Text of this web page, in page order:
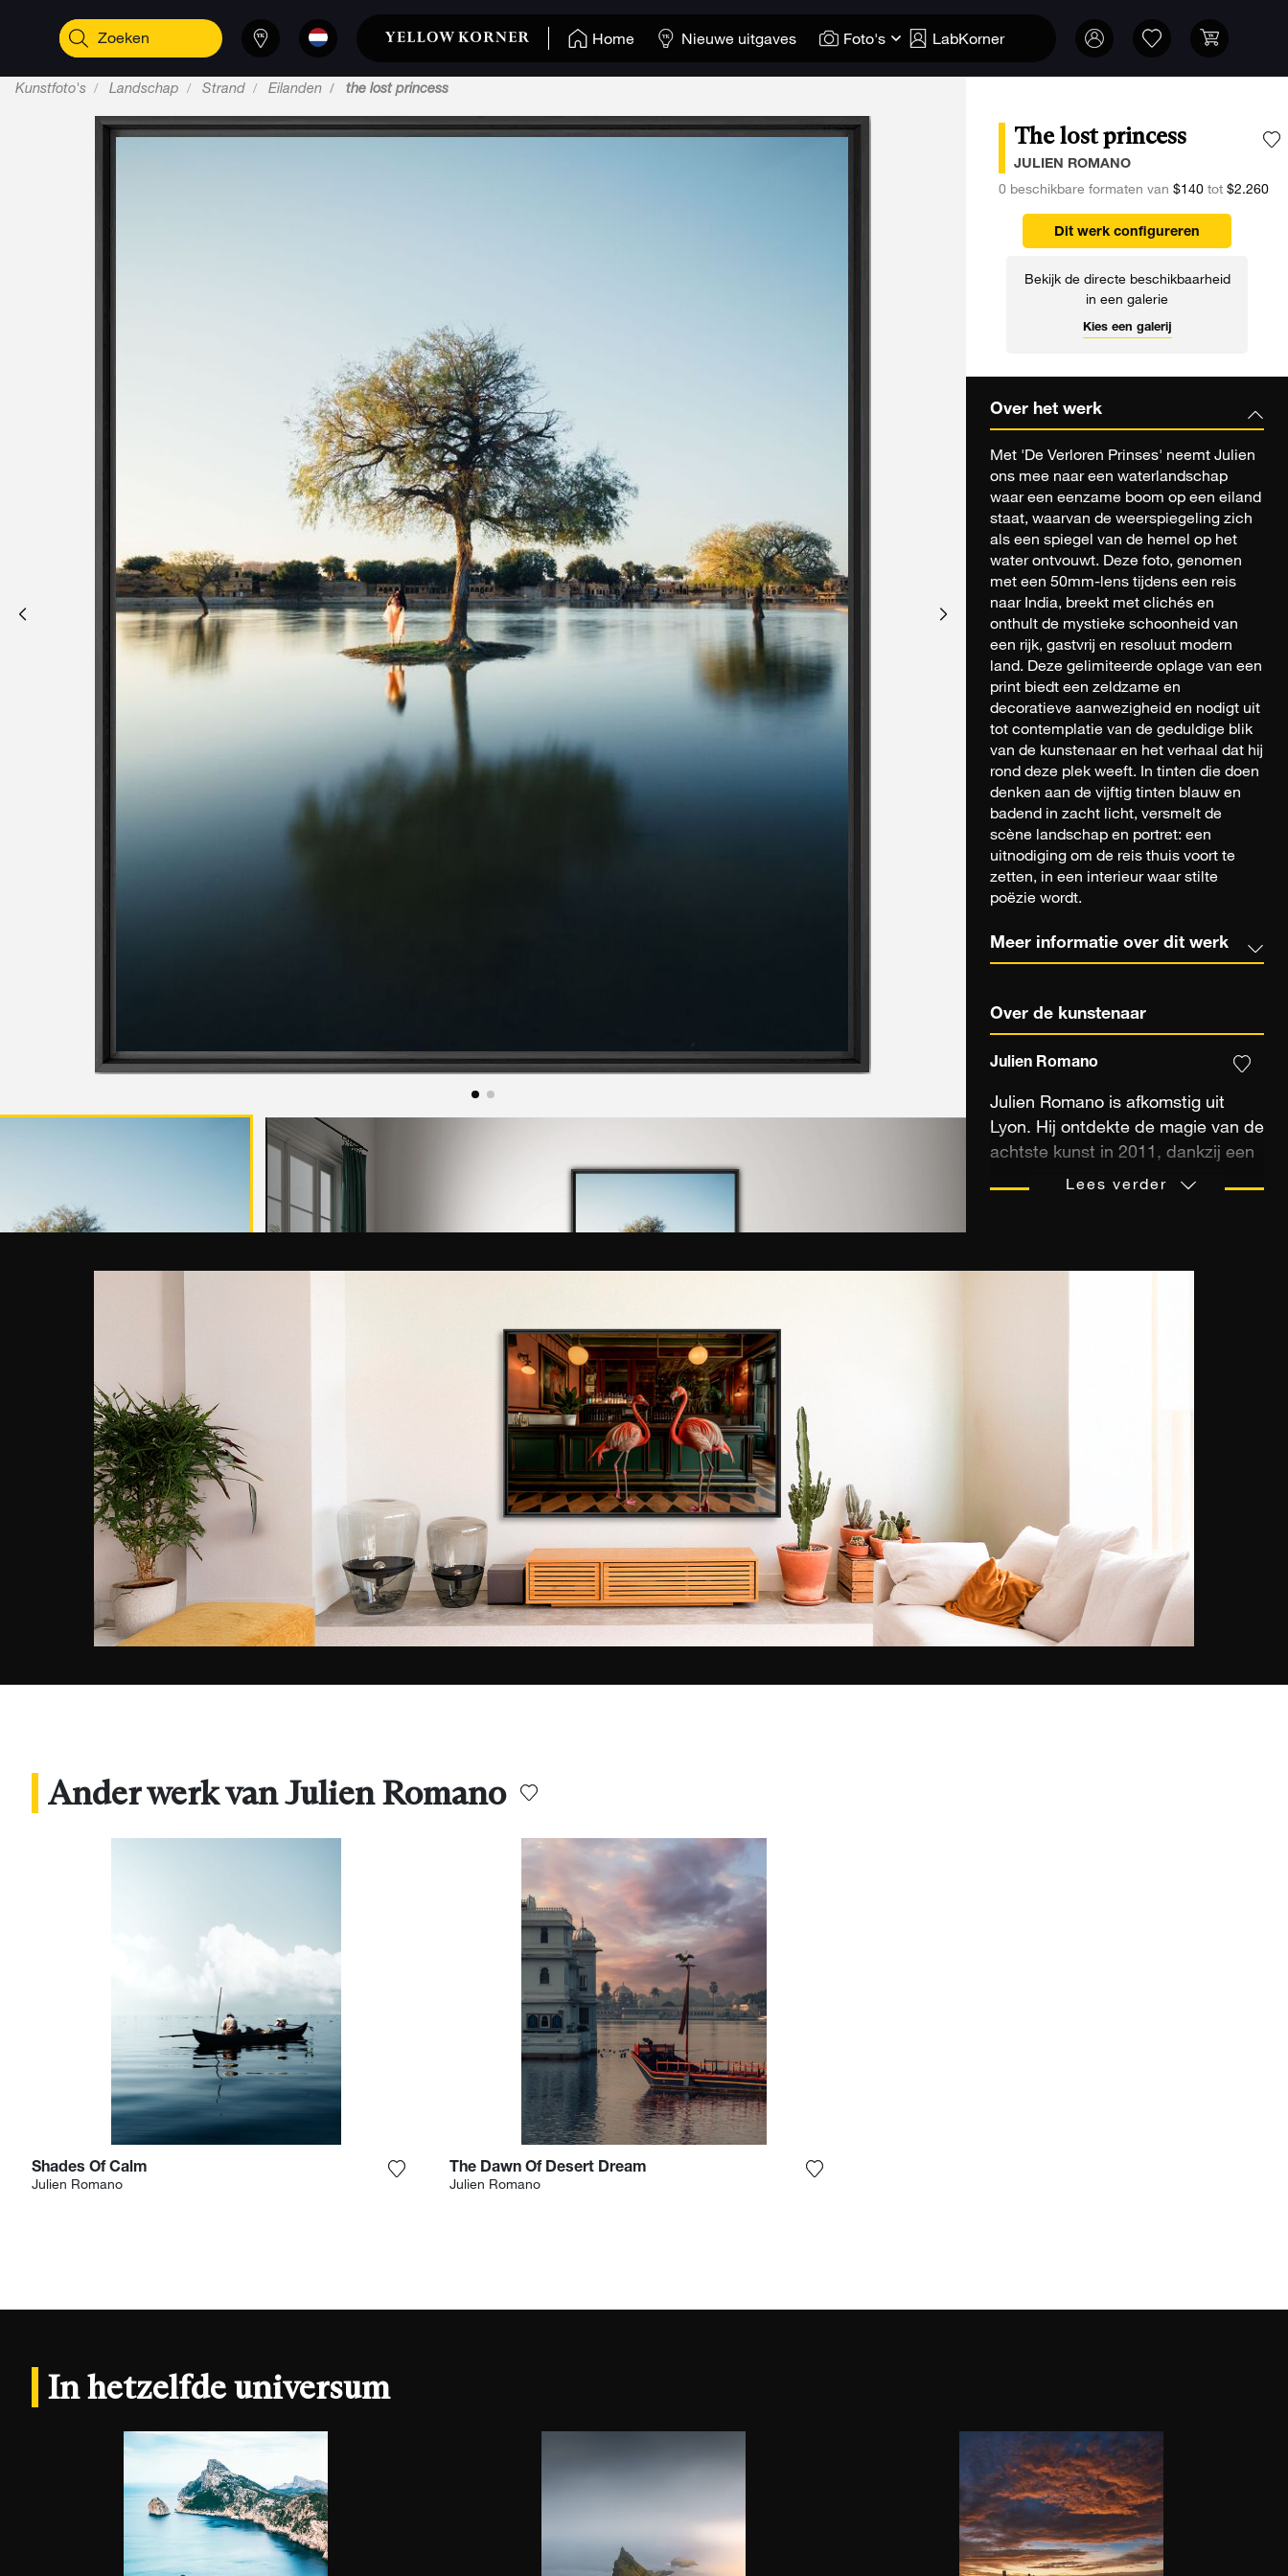
Home Nieuwe uitgaves Foto's LabKorner
Kunstfoto's Landschap Strand Eilanden the lost princess
The lost princess
JULIEN ROMANO
0 beschikbare formaten van $140tot $2.260
Dit werk configureren
Bekijk de directe beschikbaarheid
in een galerie
Kies een galerij
Over het werk
Met 'De Verloren Prinses' neemt Julien
ons mee naar een waterlandschap
waar een eenzame boom op een eiland
staat, waarvan de weerspiegeling zich
als een spiegel van de hemel op het
water ontvouwt. Deze foto, genomen
met een 50mm-lens tijdens een reis
naar India, breekt met clichés en
onthult de mystieke schoonheid van
een rijk, gastvrij en resoluut modern
land. Deze gelimiteerde oplage van een
print biedt een zeldzame en
decoratieve aanwezigheid en nodigt uit
tot contemplatie van de geduldige blik
van de kunstenaar en het verhaal dat hij
rond deze plek weeft. In tinten die doen
denken aan de vijftig tinten blauw en
badend in zacht licht, versmelt de
scène landschap en portret: een
uitnodiging om de reis thuis voort te
zetten, in een interieur waar stilte
poëzie wordt.
Meer informatie over dit werk
Over de kunstenaar
Julien Romano
Julien Romano is afkomstig uit
Lyon. Hij ontdekte de magie van de
achtste kunst in 2011, dankzij een
Olympus EPL-2. Jarenlang
perfectie. Vandaag geeft hij de
voorkeur aan een minimalistische
stijl. In 2023 koos hij er radicaal
voor om afstand te doen van al zijn
materiaal en te investeren in een
Lees verder
Ander werk van Julien Romano
Shades Of Calm
Julien Romano Voeg het product toe aan mijn verlanglijst
The Dawn Of Desert Dream
Julien Romano
In hetzelfde universum